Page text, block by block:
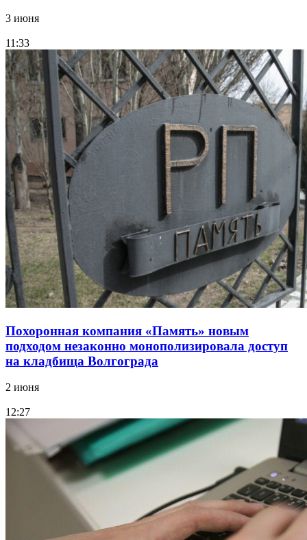
3 июня
11:33
Похоронная компания «Память» новым
подходом незаконно монополизировала доступ
на кладбища Волгограда
2 июня
12:27